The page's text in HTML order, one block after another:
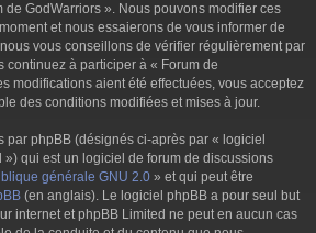
de GodWarriors ». Nous pouvons modifier ces
et nous essaierons de vous informer de
vous conseillons de vérifier régulièrement par
continuez à participer à « Forum de
modifications aient été effectuées, vous acceptez
des conditions modifiées et mises à jour.
par phpBB (désignés ci-après par « logiciel
») qui est un logiciel de forum de discussions
générale GNU 2.0 » et qui peut être
(en anglais). Le logiciel phpBB a pour seul but
internet et phpBB Limited ne peut en aucun cas